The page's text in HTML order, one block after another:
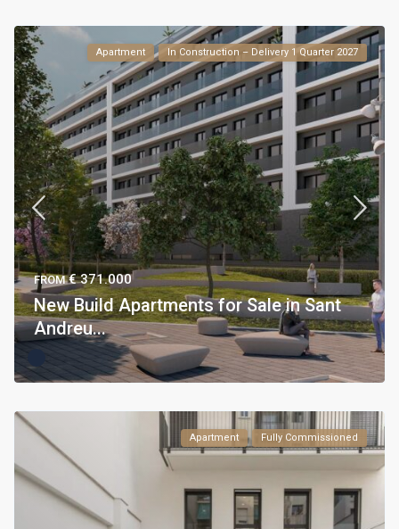
Apartment In Construction – Delivery 1 Quarter 2027
FROM€ 371.000
New Build Apartments for Sale in Sant
Andreu...
Apartment Fully Commissioned